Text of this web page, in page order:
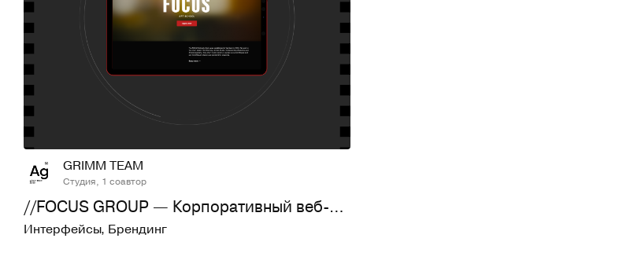
GRIMM TEAM
Студия, 1 соавтор
//FOCUS GROUP — Корпоративный веб-сайт
Интерфейсы, Брендинг